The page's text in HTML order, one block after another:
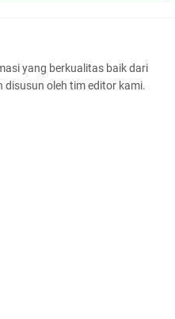
Hari Tua bagi
VI Tahun 2023
yang berkualitas baik dari
disusun oleh tim editor kami.